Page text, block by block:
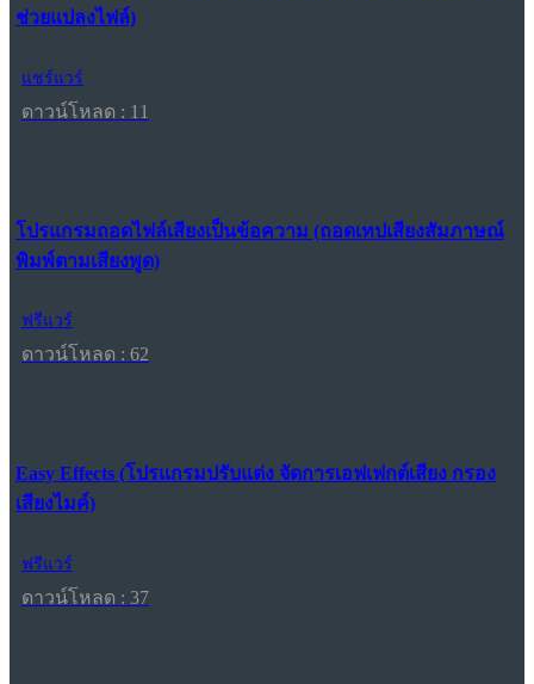
ช่วยแปลงไฟล์)
แชร์แวร์
ดาวน์โหลด : 11
โปรแกรมถอดไฟล์เสียงเป็นข้อความ (ถอดเทปเสียงสัมภาษณ์
พิมพ์ตามเสียงพูด)
ฟรีแวร์
ดาวน์โหลด : 62
Easy Effects (โปรแกรมปรับแต่ง จัดการเอฟเฟกต์เสียง กรอง
เสียงไมค์)
ฟรีแวร์
ดาวน์โหลด : 37